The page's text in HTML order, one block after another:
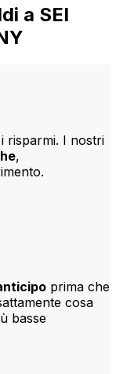
a SEI
risparmi. I nostri
,
prima che
cosa
basse